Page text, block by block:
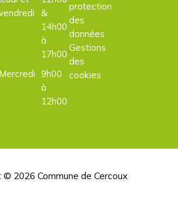
&
14h00
à
17h00
Mercredi 9h00
à
12h00
protection
des
données
Gestions
des
cookies
© 2026 Commune de Cercoux